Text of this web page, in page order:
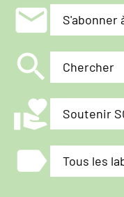
avec
le
de
mail S'abonner
search Chercher
volunteer_activism Soutenir
label Tous les